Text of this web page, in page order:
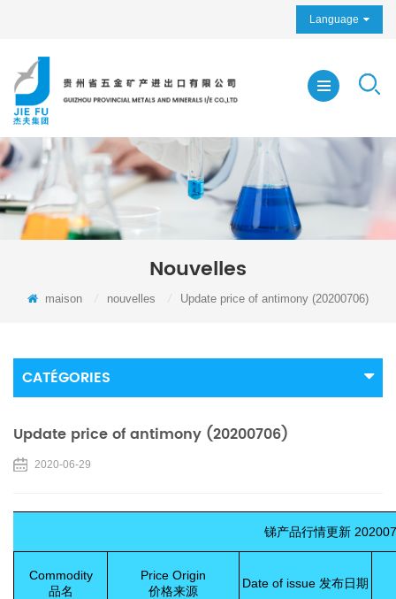
Language
Nouvelles
maison nouvelles Update price of antimony (20200706)
CATÉGORIES
Update price of antimony (20200706)
2020-06-29
锑产品行情更新
Commodity
品名
Price Origin
价格来源
Date of issue 发布日期